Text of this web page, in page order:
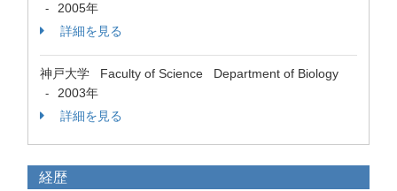
-
2005年
詳細を見る
神戸大学 Faculty of Science Department of Biology
-
2003年
詳細を見る
経歴